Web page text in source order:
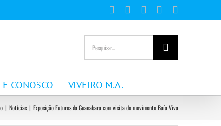
FacebookInstagramYouTubeWhatsApp
mail
Buscar
resultados
para:
CONOSCO VIVEIRO M.A.
| Notícias | Exposição Futuros da Guanabara com visita do movimento Baía Viva